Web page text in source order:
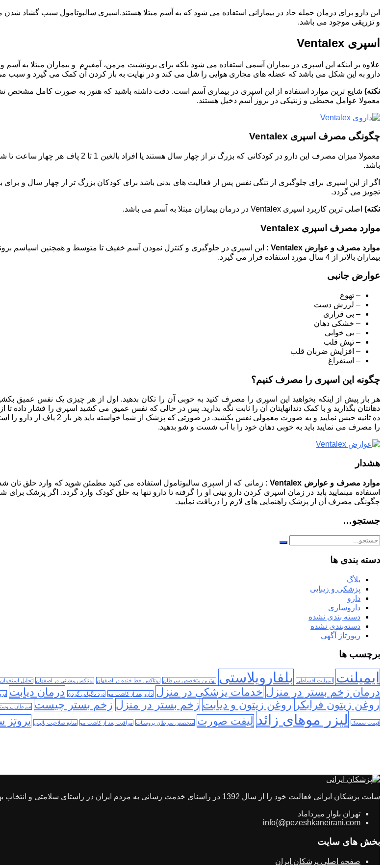
این دارو برای درمان حمله حاد در بیمارانی استفاده می شود که به آسم مبتلا هستند.اسپری سالبوتامول سبب
و تزریقی موجود می باشد.
اسپری Ventalex
علاوه بر اینکه این اسپری در بیماران آسمی استفاده می شود بلکه برای برونشیت مزمن، آمفیزم و بیماران مبتلا به
دارو به این شکل می باشد که عضله های مجاری هوایی را شل می کند و در نهایت به باز کردن آن کمک می گیرد و سبب
نکته) شایع ترین موارد استفاده از این اسپری در بیماری آسم است. دقت داشته باشید که هنوز به صورت کامل مشخص
معمولا عوامل محیطی و ژنتیکی در بروز آسم دخیل هستند.
چگونگی مصرف اسپری Ventalex
معمولا میزان مصرف این دارو در کودکانی
باشد.
تجویز می گردد.
نکته) اصلی ترین کاربرد اسپری Ventalex در درمان بیماران مبتلا به آسم می باشد.
موارد مصرف اسپری Ventalex
موارد مصرف و عوارض Ventalex :
این اسپری در جلوگیری و کنترل نمودن آسم خفیف تا متوسط و همچنین اسپاسم
بیماران بالاتر از 4 سال مورد استفاده قرار می گیرد.
عوارض جانبی
– تهوع
– لرزش دست
– بی قراری
– خشکی دهان
– بی خوابی
– تپش قلب
– افزایش ضربان قلب
– استفراغ
چگونه این اسپری را مصرف کنیم؟
هر بار پیش از اینکه بخواهید این اسپری را مصرف کنید به خوبی آن را تکان بدهید. اول از هر چیزی یک نفس عمیق
دهانتان بگذارید و با کمک دندانهایتان آن را ثابت نگه بدارید. پس در حالی که نفس عمیق می کشید اسپری را فشار داده
ده ثانیه حبس نمایید و به صورت
را مصرف می نمایید باید به خوبی دهان خود را با آب شست و شو بدهید.
هشدار
موارد مصرف و عوارض Ventalex :
زمانی که از اسپری سالبوتامول استفاده می کنید مطمئن شوید که وارد حلق تان
استفاده مینمایید باید در زمان اسپری کردن دارو بینی او را گرفته تا دارو تنها به حلق کودک وارد گردد. اگر پزشک
چگونگی مصرف آن از پزشک راهنمایی های لازم را دریافت نمایید.
جستجو…
دسته بندی ها
بلاگ
پزشکی و زیبایی
دارو
داروسازی
دسته بندی نشده
دسته‌بندی نشده
رپورتاژ آگهی
برچسب ها
ایمپلنت ایمپلنت اقساطی بلفاروپلاستی بهترین متخصص سرطان بوتاکس خط خنده در اصفهان بوتاکس پیشانی در اصفهان تحلیل
درمان زخم بستر در منزل خدمات پزشکی در منزل دارو بعد از کاشت مو درد ناگهانی گردن درمان دیابت
روغن زیتون فرابکر روغن زیتون و دیابت زخم بستر در منزل زخم بستر چیست سرطان
قیمت سمعک لیزر موهای زائد لیفت صورت متخصص سرطان پروستات مراقبت بعد از کاشت مو منابع صلاحیت بالینی پروتز
سایت پزشکان ایرانی فعالیت خود را از سال 1392 در راسنای خدمت رسانی به مردم ایران در راستای سلامتی و انتخاب بهترین طبیب راه اندازی شد
تهران بلوار میرداماد
info{@pezeshkaneirani.com
بخش های سایت
صفحه اصلی پزشکان ایران